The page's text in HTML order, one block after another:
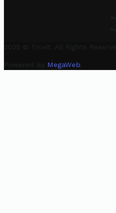
2025 © Trovit. All Rights
Powered By MegaWeb